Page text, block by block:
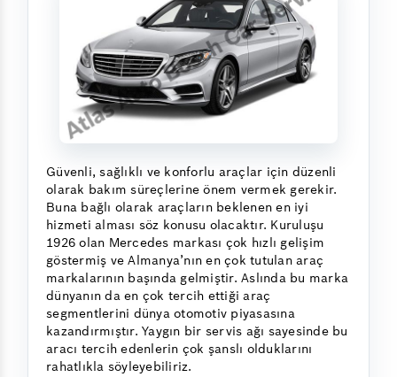
Güvenli, sağlıklı ve konforlu araçlar için düzenli
olarak bakım süreçlerine önem vermek gerekir.
Buna bağlı olarak araçların beklenen en iyi
hizmeti alması söz konusu olacaktır. Kuruluşu
1926 olan Mercedes markası çok hızlı gelişim
göstermiş ve Almanya’nın en çok tutulan araç
markalarının başında gelmiştir. Aslında bu marka
dünyanın da en çok tercih ettiği araç
segmentlerini dünya otomotiv piyasasına
kazandırmıştır. Yaygın bir servis ağı sayesinde bu
aracı tercih edenlerin çok şanslı olduklarını
rahatlıkla söyleyebiliriz.